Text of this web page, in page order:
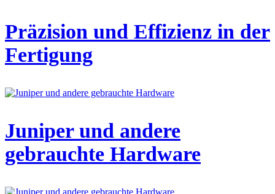
Präzision und Effizienz in der
Fertigung
Juniper und andere
gebrauchte Hardware